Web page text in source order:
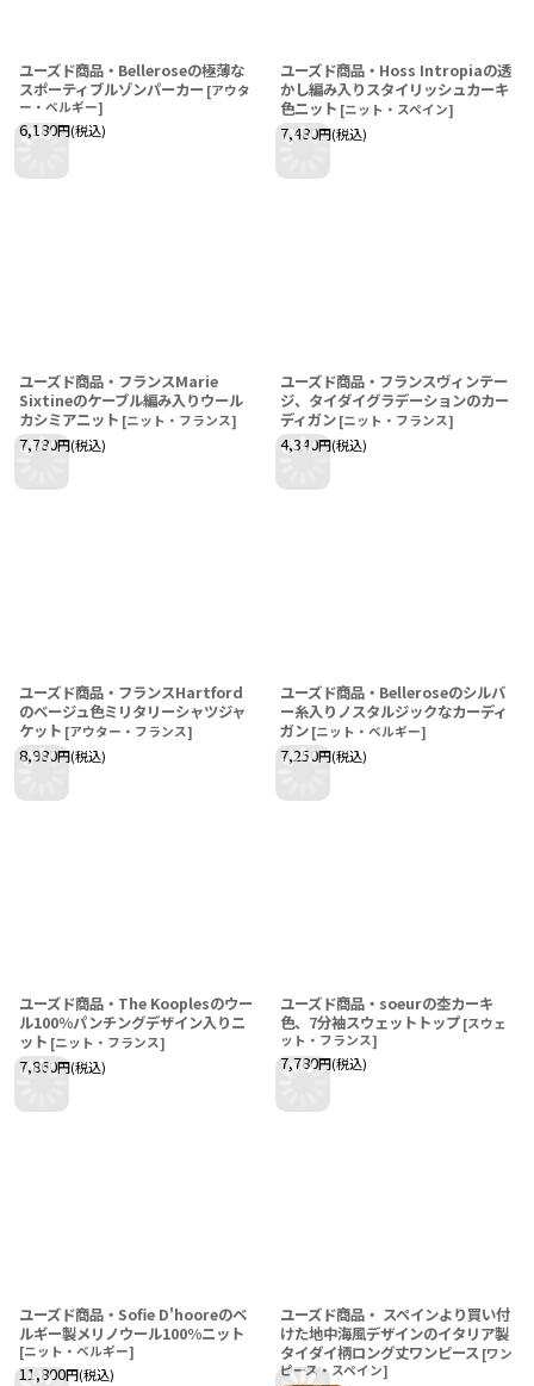
ユーズド商品・Belleroseの極薄な
スポーティブルゾンパーカー [アウタ
ー・ベルギー]
6,180円(税込)
ユーズド商品・Hoss Intropiaの透
かし編み入りスタイリッシュカーキ
色ニット [ニット・スペイン]
7,480円(税込)
ユーズド商品・フランスMarie
Sixtineのケーブル編み入りウール
カシミアニット [ニット・フランス]
7,780円(税込)
ユーズド商品・フランスヴィンテー
ジ、タイダイグラデーションのカー
ディガン [ニット・フランス]
4,340円(税込)
ユーズド商品・フランスHartford
のベージュ色ミリタリーシャツジャ
ケット [アウター・フランス]
8,980円(税込)
ユーズド商品・Belleroseのシルバ
ー糸入りノスタルジックなカーディ
ガン [ニット・ベルギー]
7,250円(税込)
ユーズド商品・The Kooplesのウー
ル100％パンチングデザイン入りニ
ット [ニット・フランス]
7,860円(税込)
ユーズド商品・soeurの杢カーキ
色、7分袖スウェットトップ [スウェ
ット・フランス]
7,780円(税込)
ユーズド商品・Sofie D'hooreのベ
ルギー製メリノウール100％ニット
[ニット・ベルギー]
11,800円(税込)
ユーズド商品・ スペインより買い付
けた地中海風デザインのイタリア製
タイダイ柄ロング丈ワンピース [ワン
ピース・スペイン]